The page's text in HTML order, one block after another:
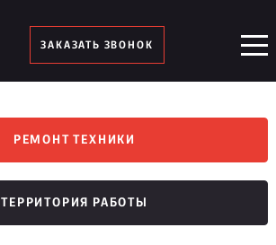
ЗАКАЗАТЬ ЗВОНОК
РЕМОНТ ТЕХНИКИ
ТЕРРИТОРИЯ РАБОТЫ